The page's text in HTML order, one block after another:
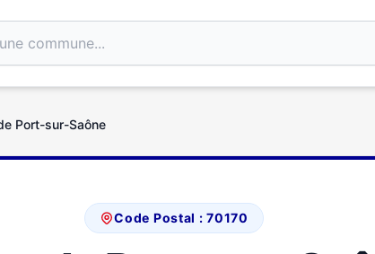
Port-sur-Saône
Code Postal : 70170